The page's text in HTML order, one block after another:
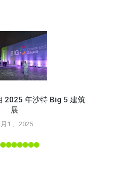
2025 年沙特 Big 5 建筑
展
月1 、2025